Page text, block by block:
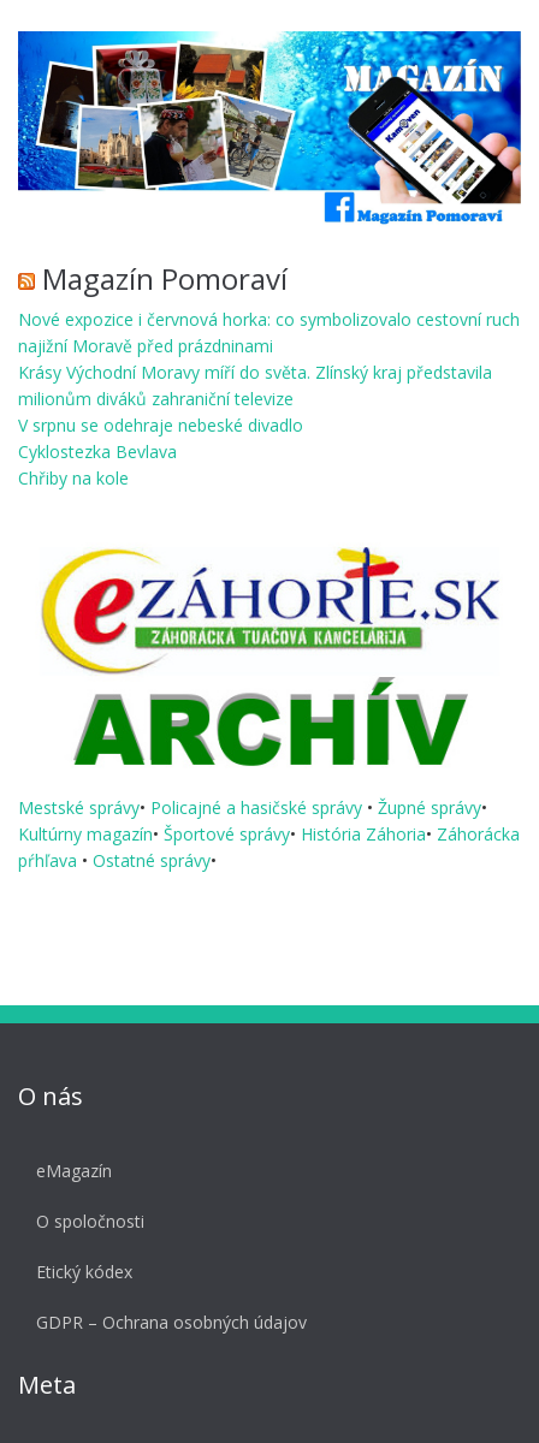
Magazín Pomoraví
Nové expozice i červnová horka: co symbolizovalo cestovní ruch
najižní Moravě před prázdninami
Krásy Východní Moravy míří do světa. Zlínský kraj představila
milionům diváků zahraniční televize
V srpnu se odehraje nebeské divadlo
Cyklostezka Bevlava
Chřiby na kole
Mestské správy• Policajné a hasičské správy • Župné správy•
Kultúrny magazín• Športové správy• História Záhoria• Záhorácka
pŕhľava • Ostatné správy•
O nás
eMagazín
O spoločnosti
Etický kódex
GDPR – Ochrana osobných údajov
Meta